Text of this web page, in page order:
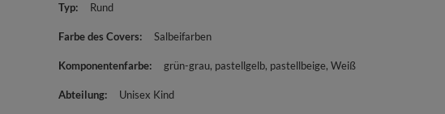
Typ Rund
Farbe des Covers Salbeifarben
Komponentenfarbe grün-grau pastellgelb pastellbeige Weiß
Abteilung Unisex Kind